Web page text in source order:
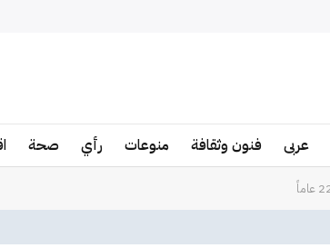
عربى فنون وثقافة منوعات رأي صحة